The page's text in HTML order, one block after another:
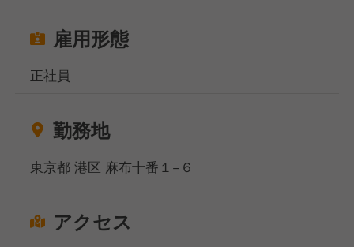
雇用形態
正社員
勤務地
東京都 港区 麻布十番１−６
アクセス